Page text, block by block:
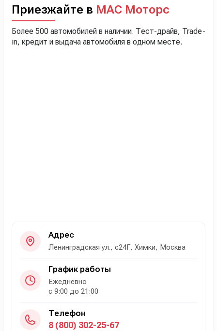
Приезжайте в МАС Моторс
Более 500 автомобилей в наличии. Тест-драйв, Trade-
in, кредит и выдача автомобиля в одном месте.
Адрес
Ленинградская ул., с24Г, Химки, Москва
График работы
Ежедневно
с 9:00 до 21:00
Телефон
8 (800) 302-25-67